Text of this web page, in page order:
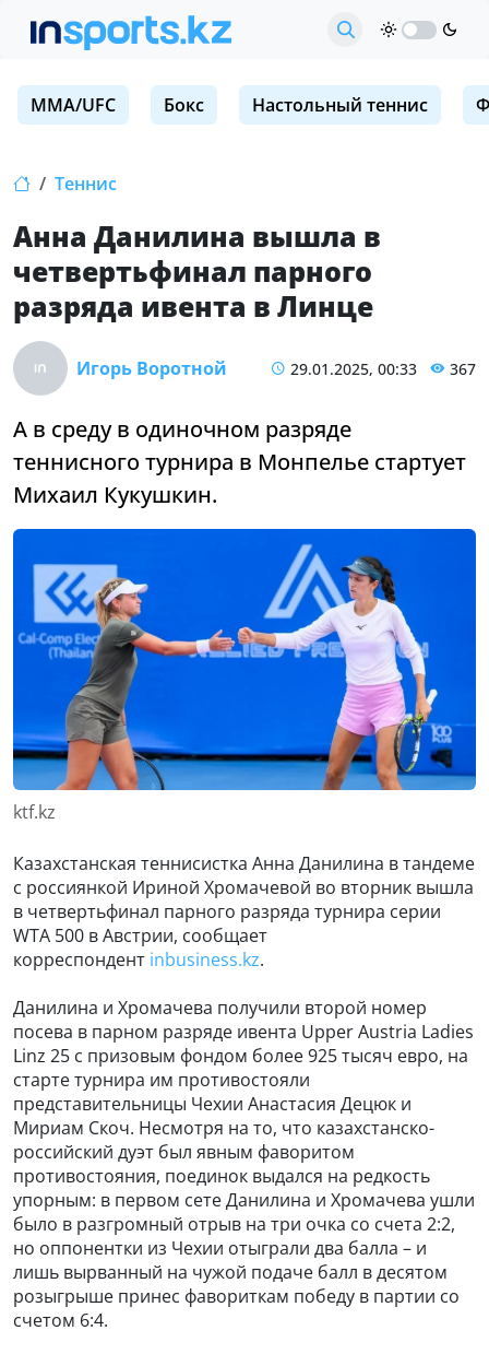
MMA/UFC Бокс Настольный теннис
Теннис
Анна Данилина вышла в
четвертьфинал парного
разряда ивента в Линце
Игорь Воротной 29.01.2025, 00:33 367
А в среду в одиночном разряде
теннисного турнира в Монпелье стартует
Михаил Кукушкин.
ktf.kz
Казахстанская теннисистка Анна Данилина в тандеме
с россиянкой Ириной Хромачевой во вторник вышла
в четвертьфинал парного разряда турнира серии
WTA 500 в Австрии, сообщает
корреспондент inbusiness.kz.
Данилина и Хромачева получили второй номер
посева в парном разряде ивента Upper Austria Ladies
Linz 25 с призовым фондом более 925 тысяч евро, на
старте турнира им противостояли
представительницы Чехии Анастасия Децюк и
Мириам Скоч. Несмотря на то, что казахстанско-
российский дуэт был явным фаворитом
противостояния, поединок выдался на редкость
упорным: в первом сете Данилина и Хромачева ушли
было в разгромный отрыв на три очка со счета 2:2,
но оппонентки из Чехии отыграли два балла – и
лишь вырванный на чужой подаче балл в десятом
розыгрыше принес фавориткам победу в партии со
счетом 6:4.